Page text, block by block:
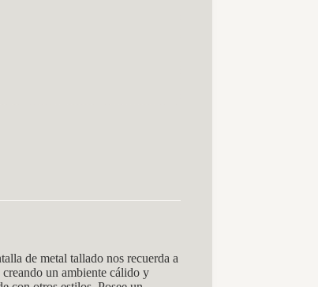
de metal tallado nos recuerda a
un ambiente cálido y